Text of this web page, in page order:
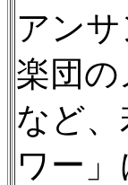
アン
楽団
など
ワー